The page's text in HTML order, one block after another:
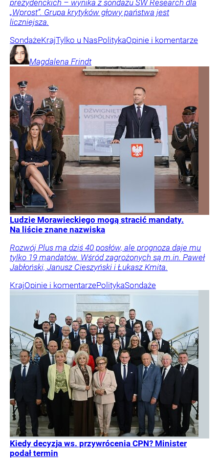
prezydenckich – wynika z sondażu SW Research dla
„Wprost”. Grupa krytyków głowy państwa jest
liczniejsza.
SondażeKrajTylko u NasPolitykaOpinie i komentarze
Magdalena Frindt
Ludzie Morawieckiego mogą stracić mandaty.
Na liście znane nazwiska
Rozwój Plus ma dziś 40 posłów, ale prognoza daje mu
tylko 19 mandatów. Wśród zagrożonych są m.in. Paweł
Jabłoński, Janusz Cieszyński i Łukasz Kmita.
KrajOpinie i komentarzePolitykaSondaże
Kiedy decyzja ws. przywrócenia CPN? Minister
podał termin